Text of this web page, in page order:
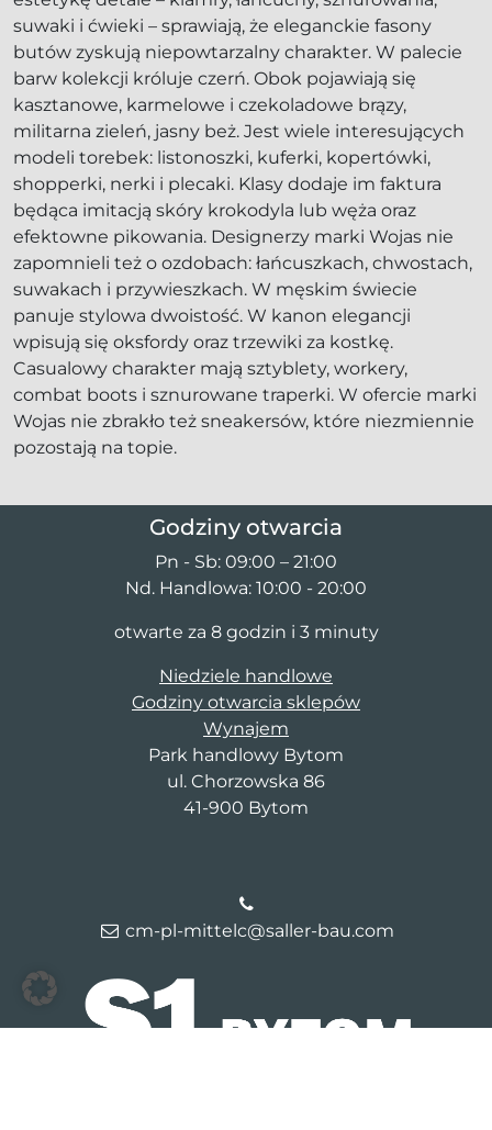
suwaki i ćwieki – sprawiają, że eleganckie fasony
butów zyskują niepowtarzalny charakter. W palecie
barw kolekcji króluje czerń. Obok pojawiają się
kasztanowe, karmelowe i czekoladowe brązy,
militarna zieleń, jasny beż. Jest wiele interesujących
modeli torebek: listonoszki, kuferki, kopertówki,
shopperki, nerki i plecaki. Klasy dodaje im faktura
będąca imitacją skóry krokodyla lub węża oraz
efektowne pikowania. Designerzy marki Wojas nie
zapomnieli też o ozdobach: łańcuszkach, chwostach,
suwakach i przywieszkach. W męskim świecie
panuje stylowa dwoistość. W kanon elegancji
wpisują się oksfordy oraz trzewiki za kostkę.
Casualowy charakter mają sztyblety, workery,
combat boots i sznurowane traperki. W ofercie marki
Wojas nie zbrakło też sneakersów, które niezmiennie
pozostają na topie.
Godziny otwarcia
Pn - Sb: 09:00 – 21:00
Nd. Handlowa: 10:00 - 20:00
otwarte za 8 godzin i 3 minuty
Niedziele handlowe
Godziny otwarcia sklepów
Wynajem
Park handlowy Bytom
ul. Chorzowska 86
41-900 Bytom
cm-pl-mittelc@saller-bau.com